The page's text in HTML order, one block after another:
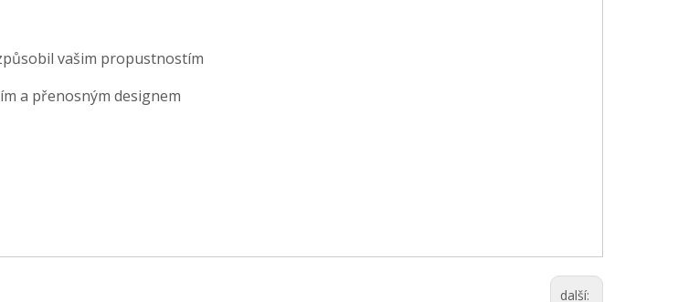
vašim propustnostím
a přenosným designem
další: